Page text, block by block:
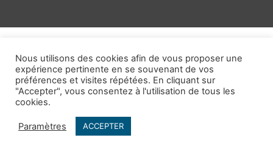
un avenir prospère
Mentions légales-Politique de confidentialité-Contact
Publications
Nous utilisons des cookies afin de vous proposer une
expérience pertinente en se souvenant de vos
préférences et visites répétées. En cliquant sur
"Accepter", vous consentez à l'utilisation de tous les
cookies.
Paramètres ACCEPTER